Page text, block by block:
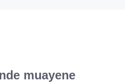
muayene